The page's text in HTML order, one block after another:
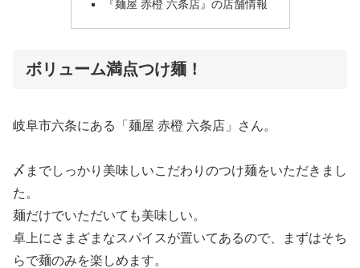
『麺屋 赤橙 六条店』の店舗情報
ボリューム満点つけ麺！
岐阜市六条にある「麺屋 赤橙 六条店」さん。
〆までしっかり美味しいこだわりのつけ麺をいただきまし
た。
麺だけでいただいても美味しい。
卓上にさまざまなスパイスが置いてあるので、まずはそち
らで麺のみを楽しめます。